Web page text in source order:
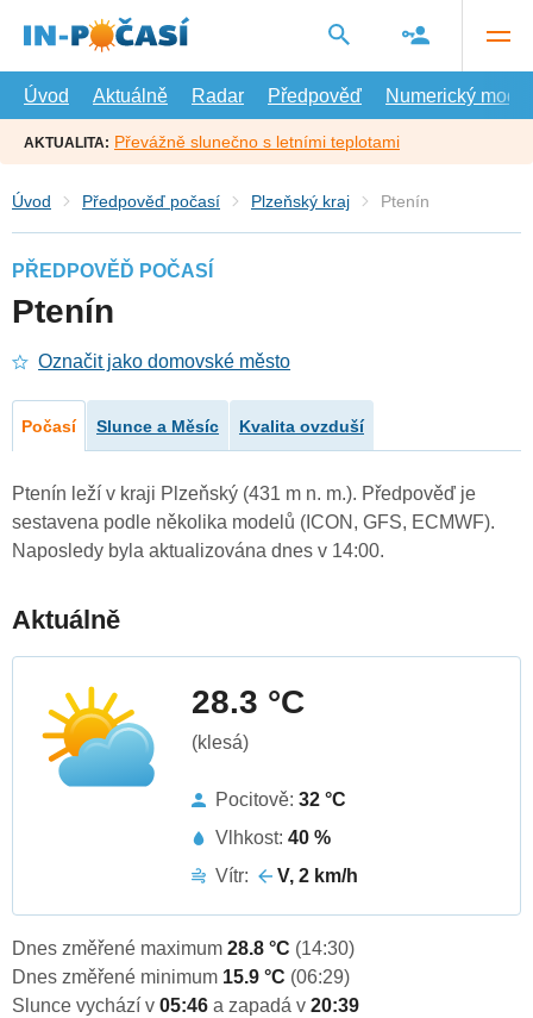
hlavní
Úvod
Aktuálně Radar Předpověď Numerický model
AKTUALITA: Převážně slunečno s letními teplotami
Úvod Předpověď počasí Plzeňský kraj Ptenín
PŘEDPOVĚĎ POČASÍ
Ptenín
Označit jako domovské město
Počasí Slunce a Měsíc Kvalita ovzduší
Ptenín leží v kraji Plzeňský (431 m n. m.). Předpověď je
sestavena podle několika modelů (ICON, GFS, ECMWF).
Naposledy byla aktualizována dnes v 14:00.
Aktuálně
28.3 °C
(klesá)
Pocitově: 32 °C
Vlhkost: 40 %
Vítr:
V, 2 km/h
Dnes změřené maximum 28.8 °C (14:30)
Dnes změřené minimum 15.9 °C (06:29)
Slunce vychází v 05:46 a zapadá v 20:39